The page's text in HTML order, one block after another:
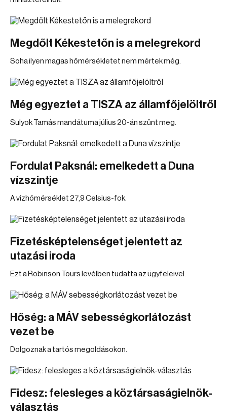
Megdőlt Kékestetőn is a melegrekord
Soha ilyen magas hőmérsékletet nem mértek még.
Még egyeztet a TISZA az államfőjelöltről
Sulyok Tamás mandátuma július 20-án szűnt meg.
Fordulat Paksnál: emelkedett a Duna
vízszintje
A vízhőmérséklet 27,9 Celsius-fok.
Fizetésképtelenséget jelentett az
utazási iroda
Ezt a Robinson Tours levélben tudatta az ügyfeleivel.
Hőség: a MÁV sebességkorlátozást
vezet be
Dolgoznak a tartós megoldásokon.
Fidesz: felesleges a köztársaságielnök-
választás